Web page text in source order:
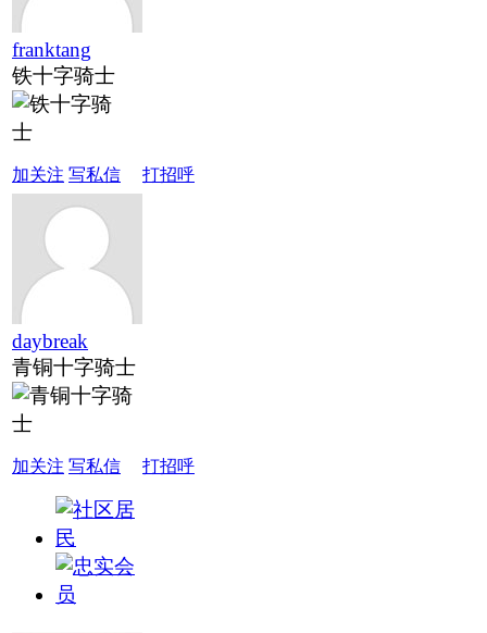
franktang
铁十字骑士
加关注 写私信 打招呼
daybreak
青铜十字骑士
加关注 写私信 打招呼